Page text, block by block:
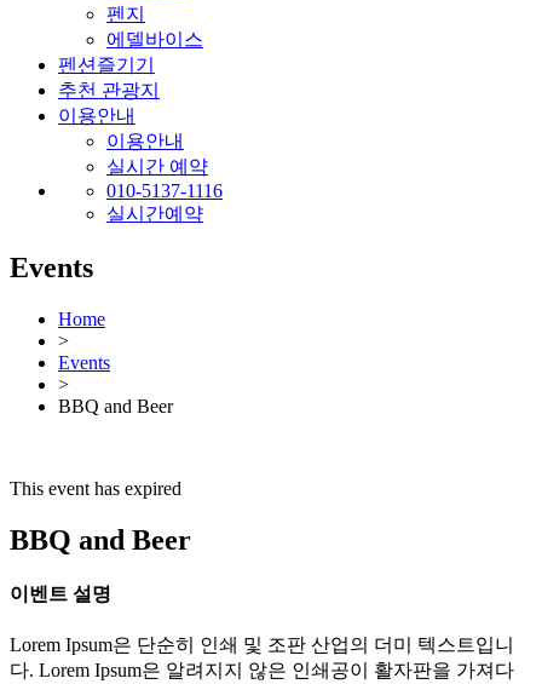
펜지
에델바이스
펜션즐기기
추천 관광지
이용안내
이용안내
실시간 예약
010-5137-1116
실시간예약
Events
Home
>
Events
>
BBQ and Beer
This event has expired
BBQ and Beer
이벤트 설명
Lorem Ipsum은 단순히 인쇄 및 조판 산업의 더미 텍스트입니
다. Lorem Ipsum은 알려지지 않은 인쇄공이 활자판을 가져다